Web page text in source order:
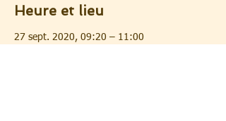
Heure et lieu
27 sept. 2020, 09:20 – 11:00